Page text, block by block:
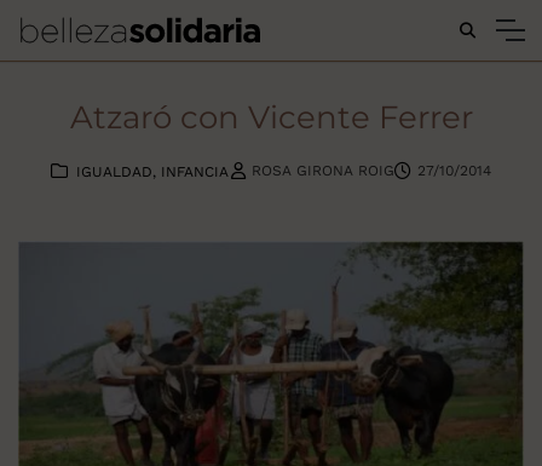
Buscar...
Atzaró con Vicente Ferrer
IGUALDAD INFANCIA ROSA GIRONA ROIG 27/10/2014